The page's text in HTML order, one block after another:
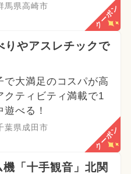
馬県高崎市 クーポン
りやアスレチックで
で大満足のコスパが高
クティビティ満載で1
遊べる！
葉県成田市 クーポン
「十手観音」北関